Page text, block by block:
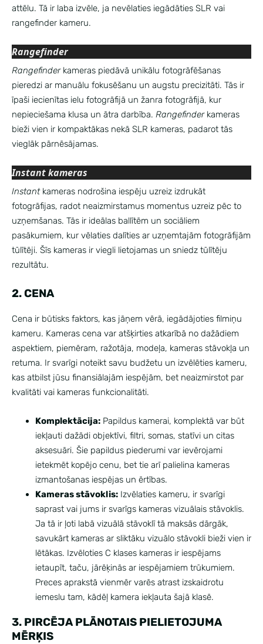
attēlu. Tā ir laba izvēle, ja nevēlaties iegādāties SLR vai
rangefinder kameru.
Rangefinder
Rangefinderkameras piedāvā unikālu fotogrāfēšanas
pieredzi ar manuālu fokusēšanu un augstu precizitāti. Tās ir
īpaši iecienītas ielu fotogrāfijā un žanra fotogrāfijā, kur
nepieciešama klusa un ātra darbība. Rangefinderkameras
bieži vien ir kompaktākas nekā SLR kameras, padarot tās
vieglāk pārnēsājamas.
Instant kameras
Instantkameras nodrošina iespēju uzreiz izdrukāt
fotogrāfijas, radot neaizmirstamus momentus uzreiz pēc to
uzņemšanas. Tās ir ideālas ballītēm un sociāliem
pasākumiem, kur vēlaties dalīties ar uzņemtajām fotogrāfijām
tūlītēji. Šīs kameras ir viegli lietojamas un sniedz tūlītēju
rezultātu.
2. CENA
Cena ir būtisks faktors, kas jāņem vērā, iegādājoties filmiņu
kameru. Kameras cena var atšķirties atkarībā no dažādiem
aspektiem, piemēram, ražotāja, modeļa, kameras stāvokļa un
retuma. Ir svarīgi noteikt savu budžetu un izvēlēties kameru,
kas atbilst jūsu finansiālajām iespējām, bet neaizmirstot par
kvalitāti vai kameras funkcionalitāti.
Komplektācija: Papildus kamerai, komplektā var būt
iekļauti dažādi objektīvi, filtri, somas, statīvi un citas
aksesuāri. Šie papildus piederumi var ievērojami
ietekmēt kopējo cenu, bet tie arī palielina kameras
izmantošanas iespējas un ērtības.
Kameras stāvoklis: Izvēlaties kameru, ir svarīgi
saprast vai jums ir svarīgs kameras vizuālais stāvoklis.
Ja tā ir ļoti labā vizuālā stāvoklī tā maksās dārgāk,
savukārt kameras ar sliktāku vizuālo stāvokli bieži vien ir
lētākas. Izvēloties C klases kameras ir iespējams
ietaupīt, taču, jārēķinās ar iespējamiem trūkumiem.
Preces aprakstā vienmēr varēs atrast izskaidrotu
iemeslu tam, kādēļ kamera iekļauta šajā klasē.
3. PIRCĒJA PLĀNOTAIS PIELIETOJUMA
MĒRĶIS